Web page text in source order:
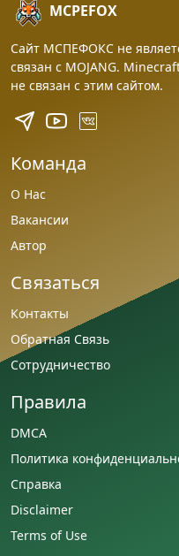
MCPEFOX
Сайт МСПЕФОКС не
связан с MOJANG.
не связан с этим сайтом.
Команда
О Нас
Вакансии
Автор
Связаться
Контакты
Обратная Связь
Сотрудничество
Правила
DMCA
Политика
Справка
Disclaimer
Terms of Use